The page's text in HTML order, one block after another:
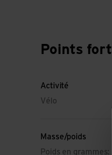
Points
Activité
Vélo
Masse/poids
Poids en grammes: